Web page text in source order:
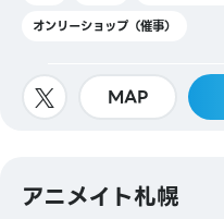
オンリーショップ（催事）
MAP
アニメイト札幌